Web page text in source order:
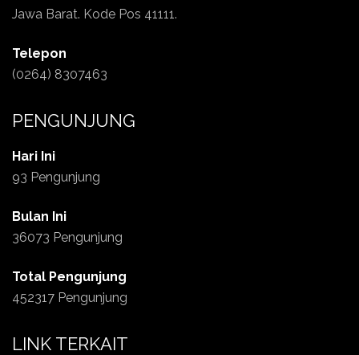
Jawa Barat. Kode Pos 41111.
Telepon
(0264) 8307463
PENGUNJUNG
Hari Ini
93 Pengunjung
Bulan Ini
36073 Pengunjung
Total Pengunjung
452317 Pengunjung
LINK TERKAIT